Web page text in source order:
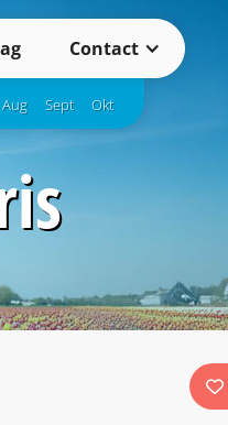
Aug Sept Okt
Contact